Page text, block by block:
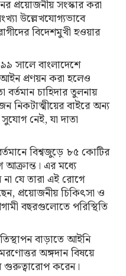
প্রয়োজনীয় সংস্কার করা
উল্লেখযোগ্যভাবে
বিদেশমুখী হওয়ার
সালে বাংলাদেশে
প্রণয়ন করা হলেও
চাহিদার তুলনায়
নিকটাত্মীয়ের বাইরে অন্য
নেই, যা দাতা
বিশ্বজুড়ে ৮৫ কোটির
আক্রান্ত। এর মধ্যে
যে তারা এই রোগে
প্রয়োজনীয় চিকিৎসা ও
বছরগুলোতে পরিস্থিতি
বাড়াতে আইনি
অঙ্গদান বিষয়ে
গুরুত্বারোপ করেন।